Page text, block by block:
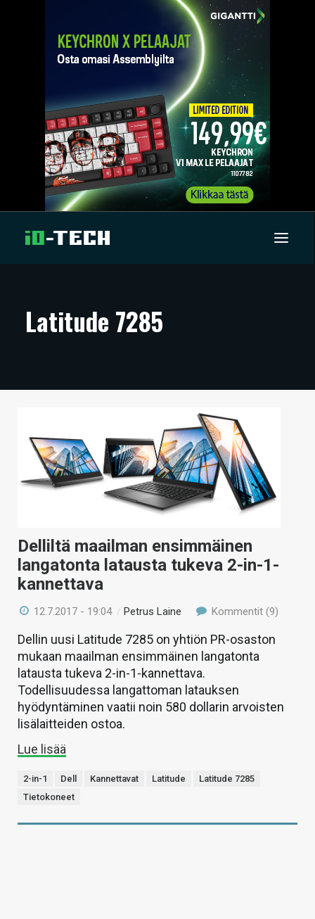
ARTIKKELIT
TECHBBS
HINTA.FI
KAUPPA
HAKU
Latitude 7285
Delliltä maailman ensimmäinen
langatonta latausta tukeva 2-in-1-
kannettava
12.7.2017 - 19:04 /Petrus Laine Kommentit (9)
Dellin uusi Latitude 7285 on yhtiön PR-osaston
mukaan maailman ensimmäinen langatonta
latausta tukeva 2-in-1-kannettava.
Todellisuudessa langattoman latauksen
hyödyntäminen vaatii noin 580 dollarin arvoisten
lisälaitteiden ostoa.
Lue lisää
2-in-1 Dell Kannettavat Latitude
Latitude 7285
Tietokoneet